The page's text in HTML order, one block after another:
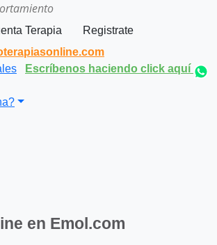
Terapia
Registrate
Escríbenos haciendo click aquí
en Emol.com